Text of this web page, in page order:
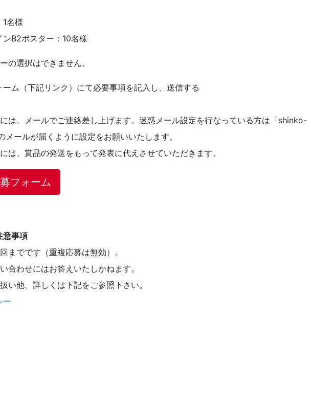
名様
B2ポスター：10名様
の選択はできません。
ム（下記リンク）にて必要事項を記入し、送信する
は、メールでご連絡差し上げます。迷惑メール設定を行なっている方は「shinko-
ールが届くように設定をお願いいたします。
は、賞品の発送をもって発表に代えさせていただきます。
フォーム
意事項
までです（重複応募は無効）。
合わせにはお答えいたしかねます。
い他、詳しくは下記をご参照下さい。
ー